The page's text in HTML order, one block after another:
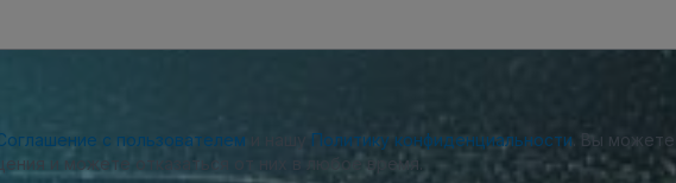
с пользователем Политику конфиденциальности. Вы можете
и можете отказаться от них в любое время.